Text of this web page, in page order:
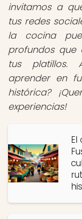
invitamos a
tus redes
la cocina
profundos que
tus platillos.
aprender en
histórica?
experiencias!
El